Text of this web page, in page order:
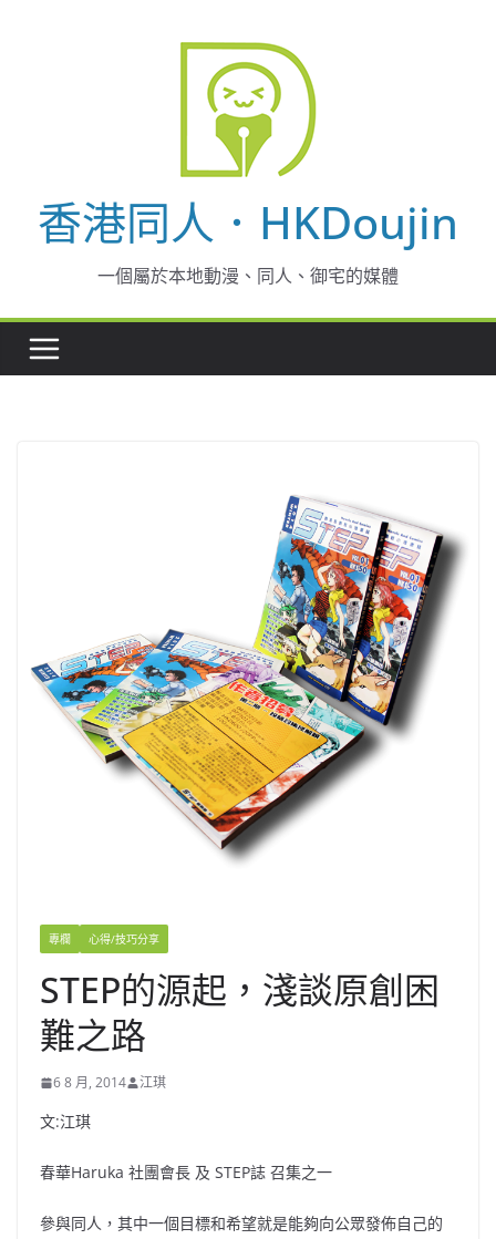
香港同人．HKDoujin
一個屬於本地動漫、同人、御宅的媒體
專欄 心得/技巧分享
STEP的源起，淺談原創困
難之路
6 8 月, 2014 江琪
文:江琪
春華Haruka 社團會長 及 STEP誌 召集之一
參與同人，其中一個目標和希望就是能夠向公眾發佈自己的